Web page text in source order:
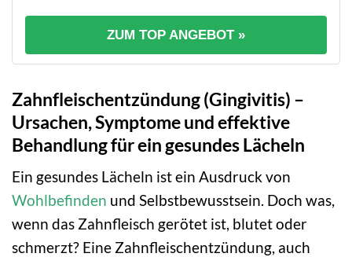
ZUM TOP ANGEBOT »
Zahnfleischentzündung (Gingivitis) –
Ursachen, Symptome und effektive
Behandlung für ein gesundes Lächeln
Ein gesundes Lächeln ist ein Ausdruck von
Wohlbefinden und Selbstbewusstsein. Doch was,
wenn das Zahnfleisch gerötet ist, blutet oder
schmerzt? Eine Zahnfleischentzündung, auch